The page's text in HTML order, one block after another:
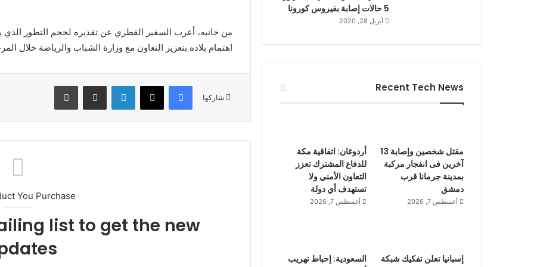
من جانبه، أعرب السفير القطري عن تقديره لحجم التطور
اهتمام بلاده بتعزيز التعاون مع وزارة الشباب والرياضة خلال
شاركها
فيسبوك لينكدإن
You Purchase
list to get the new
5 حالات إصابة بفيروس كورونا
أبريل 28, 2020
Recent Tech News
مقتل شخصين وإصابة 13
آخرين فى انفجار مركبة
بمدينة جرمانا قرب
دمشق
أغسطس 7, 2026
أردوغان: اتفاقية مكة
للدفاع المشترك تعزز
التعاون الأمني ولا
تستهدف أي دولة
أغسطس 7, 2026
إسبانيا تعلن تفكيك شبكة
السعودية: إحباط تهريب